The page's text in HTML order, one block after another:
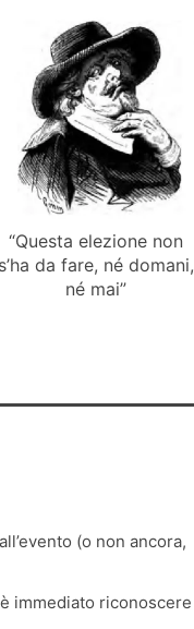
“Questa elezione non
da fare, né domani,
né mai”
(o non ancora,
immediato riconoscere